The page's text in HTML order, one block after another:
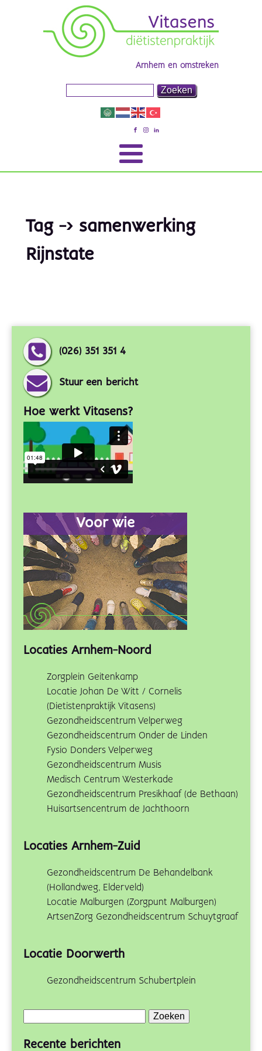
Arnhem en omstreken
Tag -> samenwerking
Rijnstate
(026) 351 351 4
Stuur een bericht
Hoe werkt Vitasens?
Voor wie
Locaties Arnhem-Noord
Zorgplein Geitenkamp
Locatie Johan De Witt / Cornelis
(Dietistenpraktijk Vitasens)
Gezondheidscentrum Velperweg
Gezondheidscentrum Onder de Linden
Fysio Donders Velperweg
Gezondheidscentrum Musis
Medisch Centrum Westerkade
Gezondheidscentrum Presikhaaf (de Bethaan)
Huisartsencentrum de Jachthoorn
Locaties Arnhem-Zuid
Gezondheidscentrum De Behandelbank
(Hollandweg, Elderveld)
Locatie Malburgen (Zorgpunt Malburgen)
ArtsenZorg Gezondheidscentrum Schuytgraaf
Locatie Doorwerth
Gezondheidscentrum Schubertplein
Recente berichten